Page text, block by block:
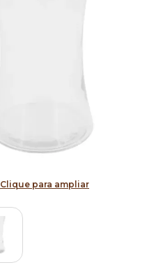
Clique para ampliar